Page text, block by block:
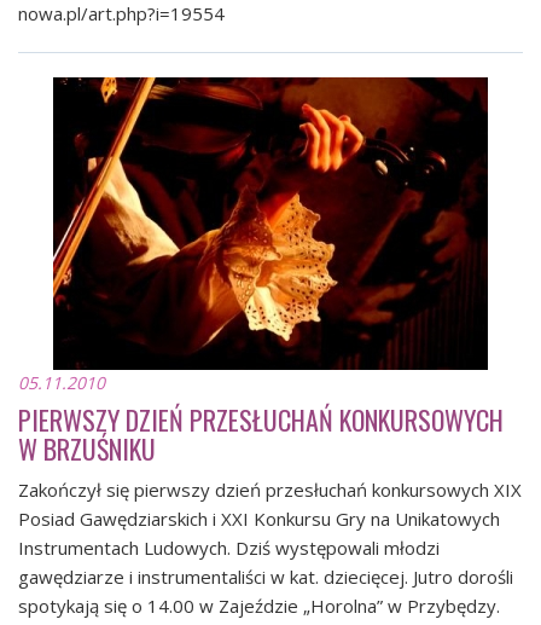
nowa.pl/art.php?i=19554
05.11.2010
PIERWSZY DZIEŃ PRZESŁUCHAŃ KONKURSOWYCH
W BRZUŚNIKU
Zakończył się pierwszy dzień przesłuchań konkursowych XIX
Posiad Gawędziarskich i XXI Konkursu Gry na Unikatowych
Instrumentach Ludowych. Dziś występowali młodzi
gawędziarze i instrumentaliści w kat. dziecięcej. Jutro dorośli
spotykają się o 14.00 w Zajeździe „Horolna” w Przybędzy.